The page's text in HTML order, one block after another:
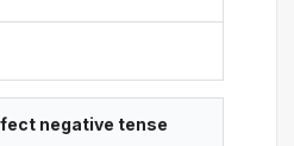
negative tense